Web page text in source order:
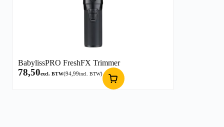
BabylissPRO FreshFX Trimmer
78,50excl. BTW(94,99incl. BTW)